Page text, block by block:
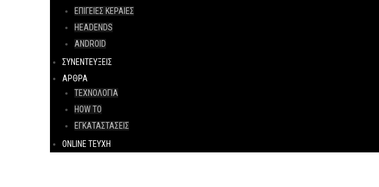
ΕΠΙΓΕΙΕΣ ΚΕΡΑΙΕΣ
HEADENDS
ANDROID
ΣΥΝΕΝΤΕΥΞΕΙΣ
ΑΡΘΡΑ
ΤΕΧΝΟΛΟΓΙΑ
HOW TO
ΕΓΚΑΤΑΣΤΑΣΕΙΣ
ONLINE TEYXH